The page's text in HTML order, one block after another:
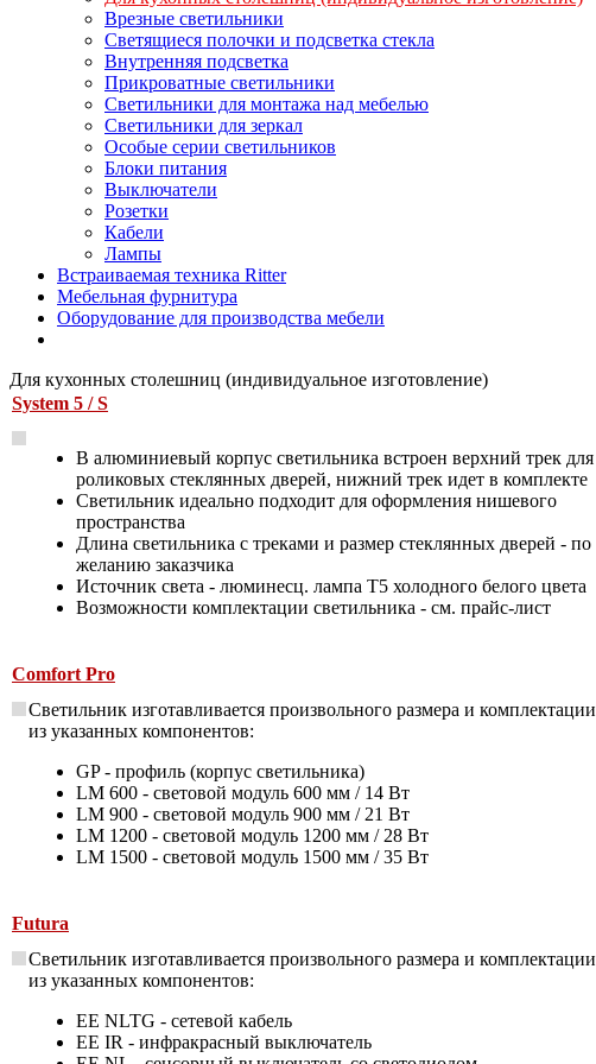
Врезные светильники
Светящиеся полочки и подсветка стекла
Внутренняя подсветка
Прикроватные светильники
Светильники для монтажа над мебелью
Светильники для зеркал
Особые серии светильников
Блоки питания
Выключатели
Розетки
Кабели
Лампы
Встраиваемая техника Ritter
Мебельная фурнитура
Оборудование для производства мебели
Для кухонных столешниц (индивидуальное изготовление)
System 5 / S
В алюминиевый корпус светильника встроен верхний трек для
роликовых стеклянных дверей, нижний трек идет в комплекте
Светильник идеально подходит для оформления нишевого
пространства
Длина светильника с треками и размер стеклянных дверей - по
желанию заказчика
Источник света - люминесц. лампа Т5 холодного белого цвета
Возможности комплектации светильника - см. прайс-лист
Comfort Pro
Светильник изготавливается произвольного размера и комплектации
из указанных компонентов:
GP - профиль (корпус светильника)
LM 600 - световой модуль 600 мм / 14 Вт
LM 900 - световой модуль 900 мм / 21 Вт
LM 1200 - световой модуль 1200 мм / 28 Вт
LM 1500 - световой модуль 1500 мм / 35 Вт
Futura
Светильник изготавливается произвольного размера и комплектации
из указанных компонентов:
EE NLTG - сетевой кабель
EE IR - инфракрасный выключатель